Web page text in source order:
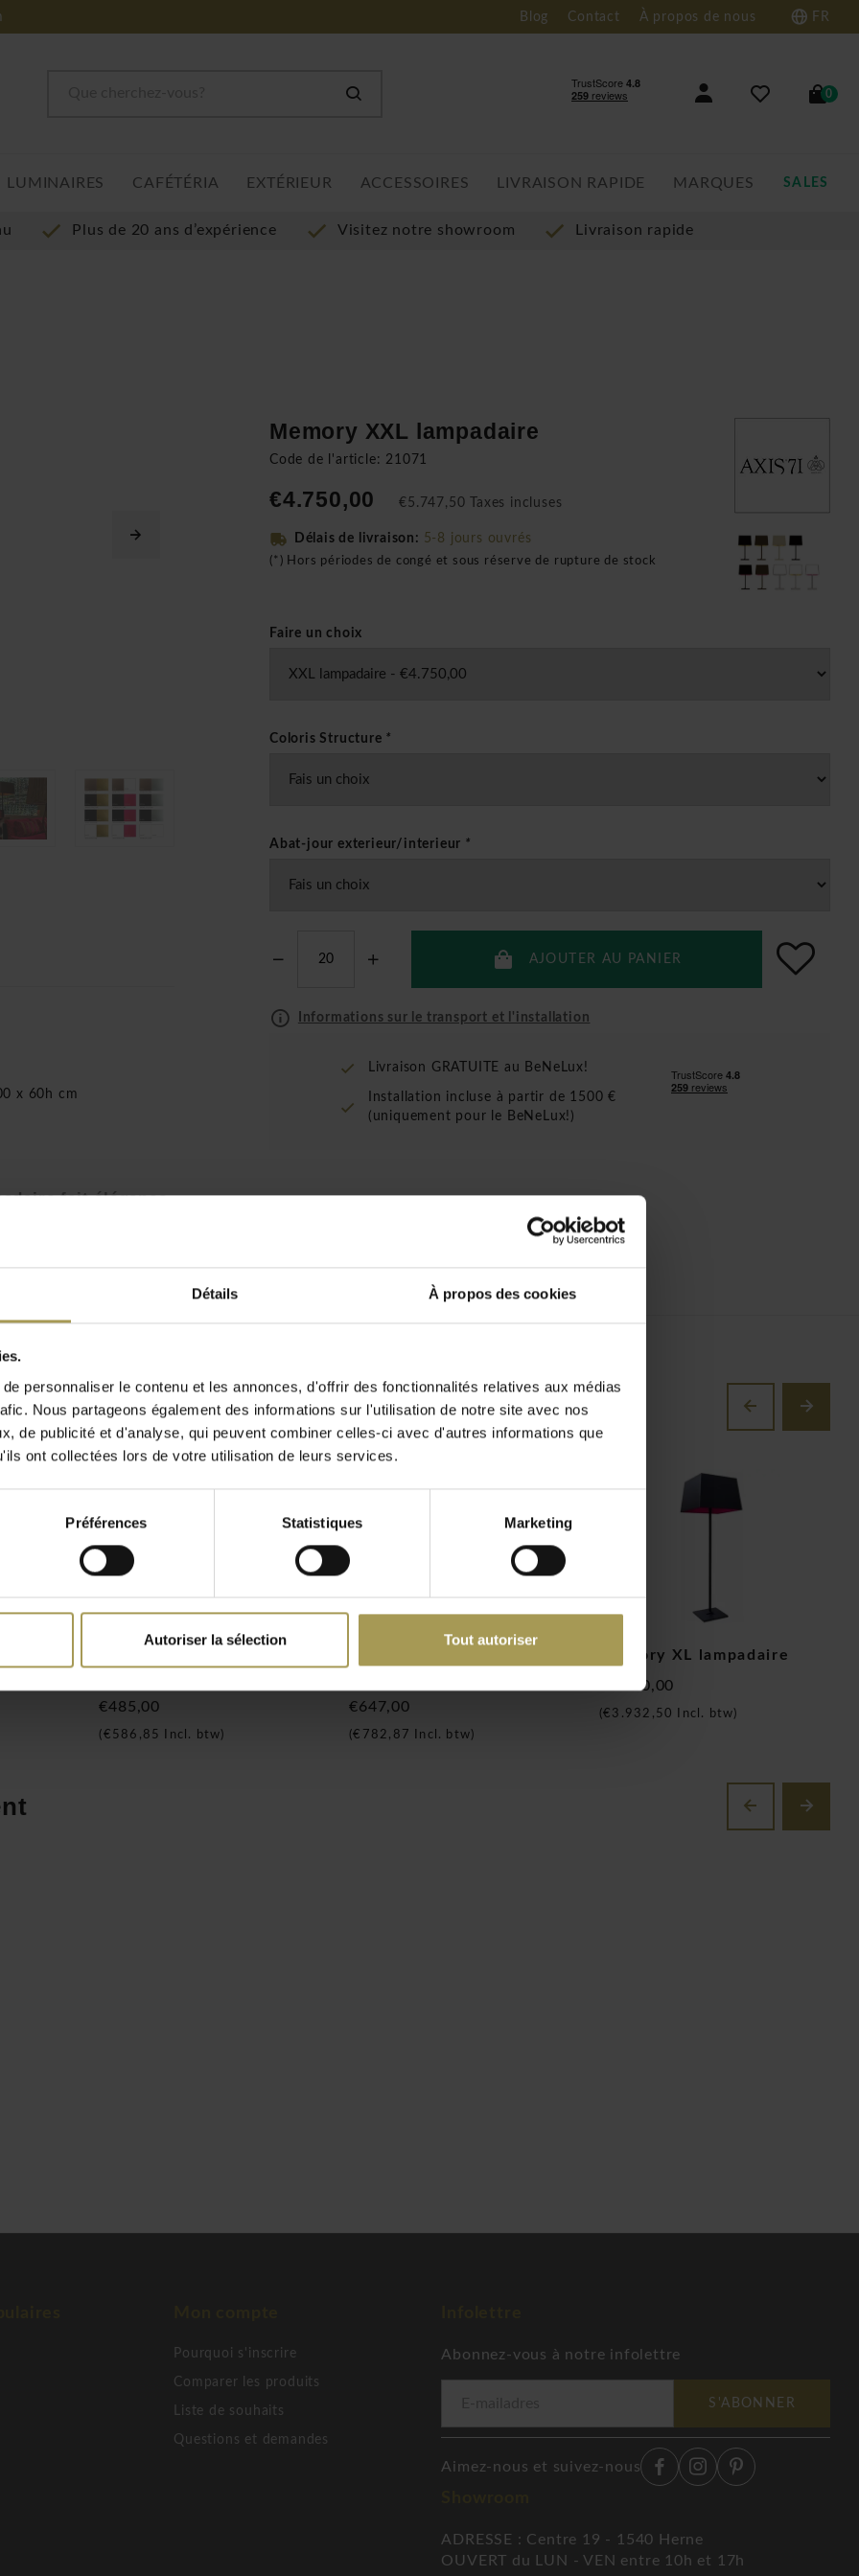
Détails À propos des cookies
personnaliser le contenu et les annonces, d'offrir des fonctionnalités relatives aux médias
Nous partageons également des informations sur l'utilisation de notre site avec nos
de publicité et d'analyse, qui peuvent combiner celles-ci avec d'autres informations que
ont collectées lors de votre utilisation de leurs services.
Préférences Statistiques Marketing
Autoriser la sélection Tout autoriser
Blog Contact À propos de nous FR
0
LUMINAIRES CAFÉTÉRIA EXTÉRIEUR ACCESSOIRES LIVRAISON RAPIDE MARQUES SALES
Plus de 20 ans d’expérience Visitez notre showroom Livraison rapide
x 60h cm
fait élégance
et donne une lueur
restaurant-café), le
lampe ordinaire à
la qualité de prix.
pour un usage aussi
privé.
sur
parmi les architectes.
de table bien
les restaurants,
dans le monde
Les designs
lampes Memory et
de l'entreprise.
dans le
couturier » en
le distributeur
Memory XXL lampadaire
Code de l'article: 21071
€4.750,00 €5.747,50 Taxes incluses
Délais de livraison: 5-8 jours ouvrés
(*) Hors périodes de congé et sous réserve de rupture de stock
Faire un choix
Coloris Structure *
Abat-jour exterieur/interieur *
AJOUTER AU PANIER
Informations sur le transport et l'installation
Livraison GRATUITE au BeNeLux!
Installation incluse à partir de 1500 €
(uniquement pour le BeNeLux!)
€485,00
€586,85 Incl. btw)
€647,00
(€782,87 Incl. btw)
Memory XL lampadaire
€3.250,00
(€3.932,50 Incl. btw)
Pourquoi s'inscrire
Comparer les produits
Liste de souhaits
Questions et demandes
Abonnez-vous à notre infolettre
S'ABONNER
Aimez-nous et suivez-nous
ADRESSE : Centre 19 - 1540 Herne
OUVERT du LUN - VEN entre 10h et 17h